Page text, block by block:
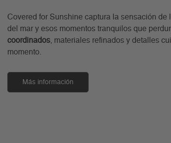
Covered for Sunshine captura la sensación
del mar y esos momentos tranquilos que
coordinados , materiales refinados y detalles
momento.
Más información